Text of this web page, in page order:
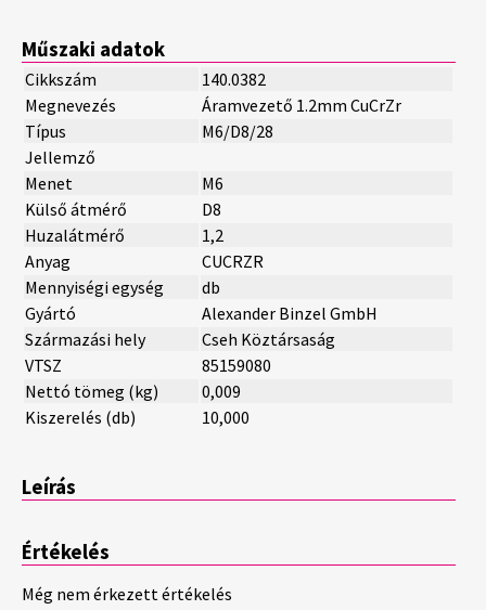
Műszaki adatok
Cikkszám
140.0382
Megnevezés
Áramvezető 1.2mm CuCrZr
Típus
M6/D8/28
Jellemző
Menet
M6
Külső átmérő
D8
Huzalátmérő
1,2
Anyag
CUCRZR
Mennyiségi egység
db
Gyártó
Alexander Binzel GmbH
Származási hely
Cseh Köztársaság
VTSZ
85159080
Nettó tömeg (kg)
0,009
Kiszerelés (db)
10,000
Leírás
Értékelés
Még nem érkezett értékelés